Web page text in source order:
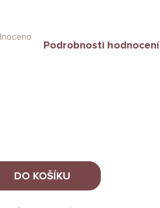
Podrobnosti hodnocení
DO KOŠÍKU